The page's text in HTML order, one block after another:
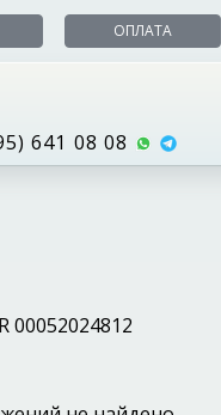
ОПЛАТА
641 08 08
00052024812